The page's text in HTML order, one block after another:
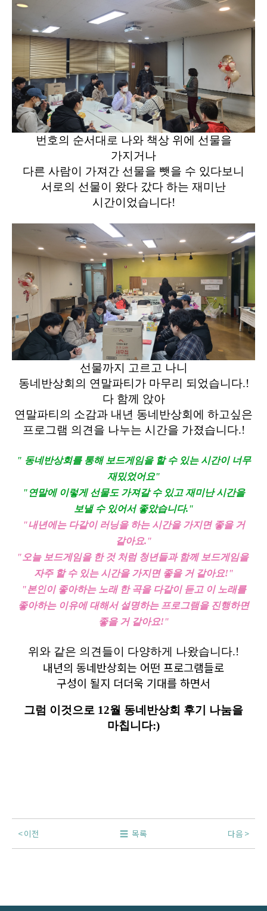
번호의 순서대로 나와 책상 위에 선물을
가지거나
다른 사람이 가져간 선물을 뺏을 수 있다보니
서로의 선물이 왔다 갔다 하는 재미난
시간이었습니다!
선물까지 고르고 나니
동네반상회의 연말파티가 마무리 되었습니다.!
다 함께 앉아
연말파티의 소감과 내년 동네반상회에 하고싶은
프로그램 의견을 나누는 시간을 가졌습니다.!
" 동네반상회를 통해 보드게임을 할 수 있는 시간이 너무
재밌었어요"
"연말에 이렇게 선물도 가져갈 수 있고 재미난 시간을
보낼 수 있어서 좋았습니다."
"내년에는 다같이 러닝을 하는 시간을 가지면 좋을 거
같아요. "
"오늘 보드게임을 한 것 처럼 청년들과 함께 보드게임을
자주 할 수 있는 시간을 가지면 좋을 거 같아요! "
"본인이 좋아하는 노래 한 곡을 다같이 듣고 이 노래를
좋아하는 이유에 대해서 설명하는 프로그램을 진행하면
좋을 거 같아요! "
위와 같은 의견들이 다양하게 나왔습니다.!
내년의 동네반상회는 어떤 프로그램들로
구성이 될지 더더욱 기대를 하면서
그럼 이것으로 12월 동네반상회 후기 나눔을
마칩니다:)
이전 목록 다음